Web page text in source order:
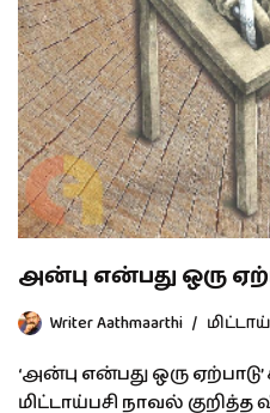
அன்பு என்பது ஒரு
Writer Aathmaarthi
‘அன்பு என்பது ஒரு
மிட்டாய்பசி நாவல்